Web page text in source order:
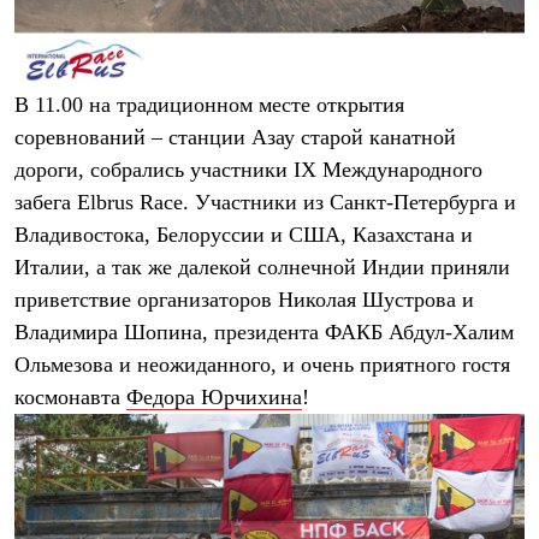
Термобелье
Теплое термобелье
Среднее термобелье
Легкое термобелье
Лёгкая одежда
Рубашки
Толстовки
Брюки
Шорты
Женская одежда
Утепленная пухом
Брюки
Жилеты
Куртки
Брюки
Штормовая одежда
Куртки
Софтшелл одежда
Куртки
Брюки
Лёгкая одежда
В 11.00 на традиционном месте открытия
соревнований – станции Азау старой канатной
дороги, собрались участники IX Международного
забега Elbrus Race. Участники из Санкт-Петербурга и
Владивостока, Белоруссии и США, Казахстана и
Италии, а так же далекой солнечной Индии приняли
приветствие организаторов Николая Шустрова и
Владимира Шопина, президента ФАКБ Абдул-Халим
Ольмезова и неожиданного, и очень приятного гостя
космонавта Федора Юрчихина!